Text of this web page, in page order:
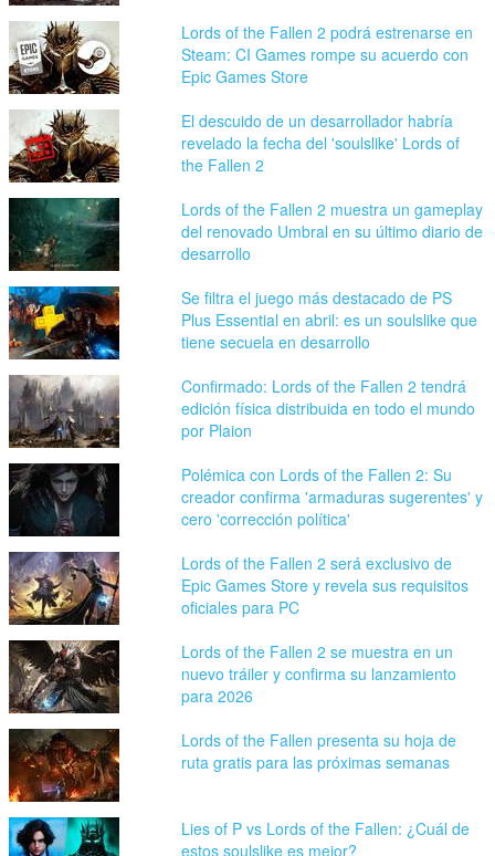
Lords of the Fallen 2 podrá estrenarse en
Steam: CI Games rompe su acuerdo con
Epic Games Store
El descuido de un desarrollador habría
revelado la fecha del 'soulslike' Lords of
the Fallen 2
Lords of the Fallen 2 muestra un gameplay
del renovado Umbral en su último diario de
desarrollo
Se filtra el juego más destacado de PS
Plus Essential en abril: es un soulslike que
tiene secuela en desarrollo
Confirmado: Lords of the Fallen 2 tendrá
edición física distribuida en todo el mundo
por Plaion
Polémica con Lords of the Fallen 2: Su
creador confirma 'armaduras sugerentes' y
cero 'corrección política'
Lords of the Fallen 2 será exclusivo de
Epic Games Store y revela sus requisitos
oficiales para PC
Lords of the Fallen 2 se muestra en un
nuevo tráiler y confirma su lanzamiento
para 2026
Lords of the Fallen presenta su hoja de
ruta gratis para las próximas semanas
Lies of P vs Lords of the Fallen: ¿Cuál de
estos soulslike es mejor?